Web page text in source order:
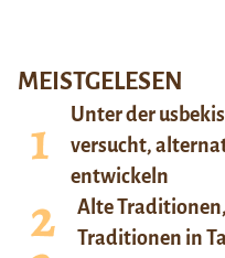
MEISTGELESEN
Unter der
versucht,
entwickeln
Alte
Traditionen in